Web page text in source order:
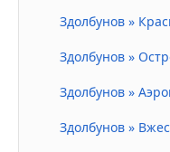
Здолбунов »
Здолбунов »
Здолбунов »
Здолбунов »